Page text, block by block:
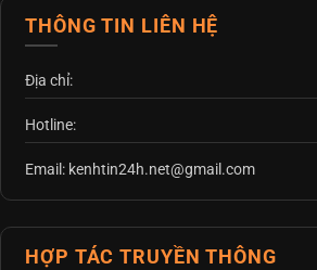
THÔNG TIN LIÊN HỆ
Địa chỉ:
Hotline:
Email: kenhtin24h.net@gmail.com
HỢP TÁC TRUYỀN THÔNG